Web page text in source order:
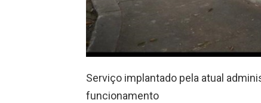
Serviço implantado pela atual
funcionamento